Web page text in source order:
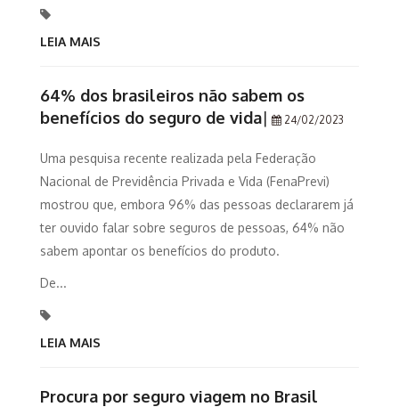
LEIA MAIS
64% dos brasileiros não sabem os
benefícios do seguro de vida| 24/02/2023
Uma pesquisa recente realizada pela Federação
Nacional de Previdência Privada e Vida (FenaPrevi)
mostrou que, embora 96% das pessoas declararem já
ter ouvido falar sobre seguros de pessoas, 64% não
sabem apontar os benefícios do produto.
De...
LEIA MAIS
Procura por seguro viagem no Brasil